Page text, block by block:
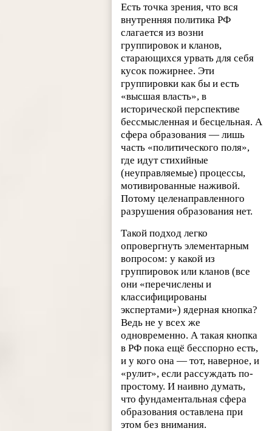
Есть точка зрения, что вся
внутренняя политика РФ
слагается из возни
группировок и кланов,
старающихся урвать для себя
кусок пожирнее. Эти
группировки как бы и есть
«высшая власть», в
исторической перспективе
бессмысленная и бесцельная. А
сфера образования — лишь
часть «политического поля»,
где идут стихийные
(неуправляемые) процессы,
мотивированные наживой.
Потому целенаправленного
разрушения образования нет.
Такой подход легко
опровергнуть элементарным
вопросом: у какой из
группировок или кланов (все
они «перечислены и
классифицированы
экспертами») ядерная кнопка?
Ведь не у всех же
одновременно. А такая кнопка
в РФ пока ещё бесспорно есть,
и у кого она — тот, наверное, и
«рулит», если рассуждать по-
простому. И наивно думать,
что фундаментальная сфера
образования оставлена при
этом без внимания.